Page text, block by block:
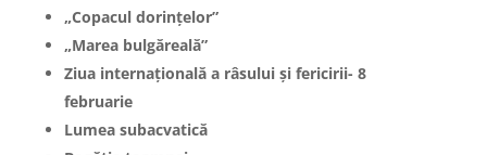
„Copacul dorințelor”
„Marea bulgăreală”
Ziua internaţională a râsului și fericirii- 8
februarie
Lumea subacvatică